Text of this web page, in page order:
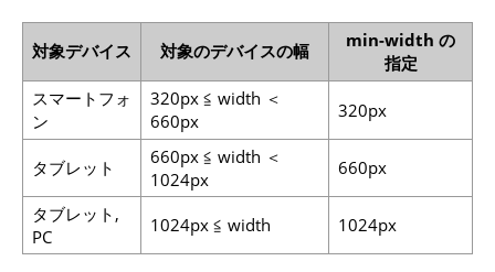
対象デバイス 対象のデバイスの幅
min-width の
指定
スマートフォ
ン
320px ≦ width ＜
660px
320px
タブレット
660px ≦ width ＜
1024px
660px
タブレット,
PC
1024px ≦ width 1024px